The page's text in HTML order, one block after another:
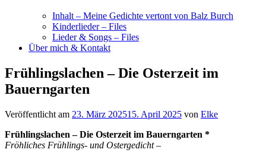
Inhalt – Meine Gedichte vertont von Balz Burch
Kinderlieder – Files
Lieder & Songs – Files
Über mich & Kontakt
Frühlingslachen – Die Osterzeit im
Bauerngarten
Veröffentlicht am 23. März 202515. April 2025 von Elke
Frühlingslachen – Die Osterzeit im Bauerngarten *
Fröhliches Frühlings- und Ostergedicht –